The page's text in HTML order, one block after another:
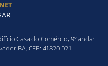
Casa do Comércio, 9º andar
BA, CEP: 41820-021